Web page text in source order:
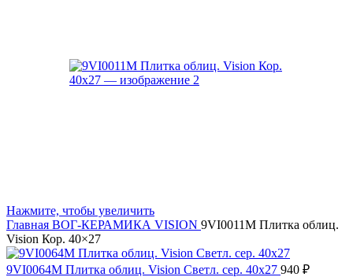
Нажмите, чтобы увеличить
Главная ВОГ-КЕРАМИКА VISION 9VI0011M Плитка облиц.
Vision Кор. 40×27
9VI0064M Плитка облиц. Vision Светл. сер. 40x27 940 ₽